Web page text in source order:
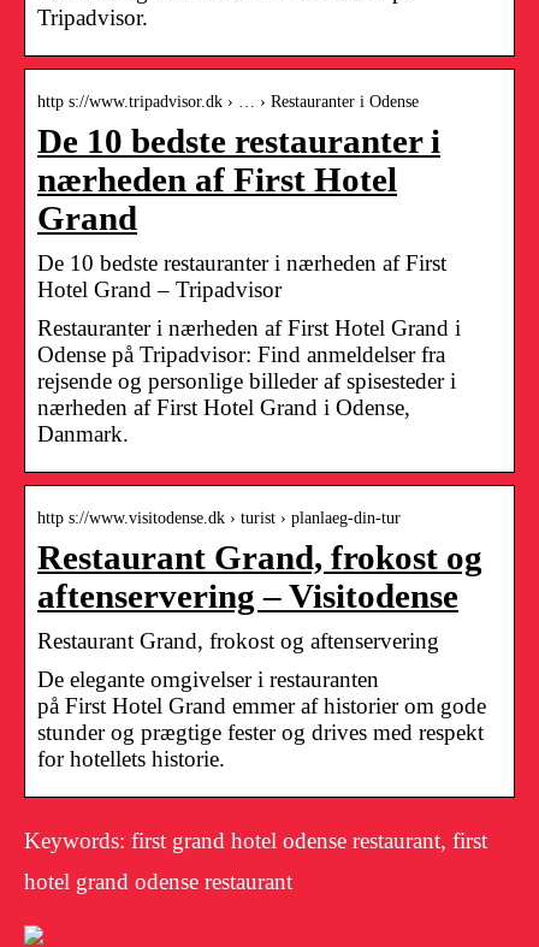
Tripadvisor.
http s://www.tripadvisor.dk › … › Restauranter i Odense
De 10 bedste restauranter i
nærheden af First Hotel
Grand
De 10 bedste restauranter i nærheden af First
Hotel Grand – Tripadvisor
Restauranter i nærheden af First Hotel Grand i
Odense på Tripadvisor: Find anmeldelser fra
rejsende og personlige billeder af spisesteder i
nærheden af First Hotel Grand i Odense,
Danmark.
http s://www.visitodense.dk › turist › planlaeg-din-tur
Restaurant Grand, frokost og
aftenservering – Visitodense
Restaurant Grand, frokost og aftenservering
De elegante omgivelser i restauranten
på First Hotel Grand emmer af historier om gode
stunder og prægtige fester og drives med respekt
for hotellets historie.
Keywords: first grand hotel odense restaurant, first
hotel grand odense restaurant